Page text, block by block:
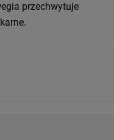
przechwytuje